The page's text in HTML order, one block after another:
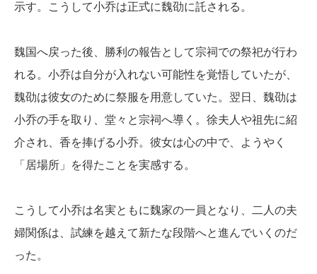
示す。こうして小乔は正式に魏劭に託される。
魏国へ戻った後、勝利の報告として宗祠での祭祀が行わ
れる。小乔は自分が入れない可能性を覚悟していたが、
魏劭は彼女のために祭服を用意していた。翌日、魏劭は
小乔の手を取り、堂々と宗祠へ導く。徐夫人や祖先に紹
介され、香を捧げる小乔。彼女は心の中で、ようやく
「居場所」を得たことを実感する。
こうして小乔は名実ともに魏家の一員となり、二人の夫
婦関係は、試練を越えて新たな段階へと進んでいくのだ
った。